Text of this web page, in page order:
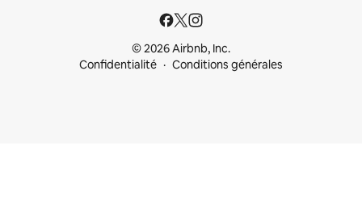
© 2026 Airbnb, Inc.
Confidentialité
Conditions générales